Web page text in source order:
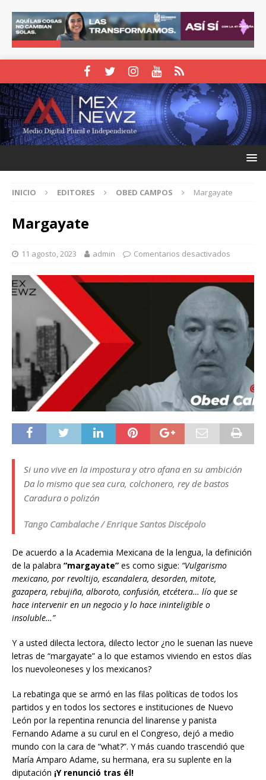
INICIO EDITORES OBED CAMPOS Margayate
Margayate
11 agosto, 2023 admin Comentarios desactivados
Si uno vive en la impostura y otro afana en su ambición
Da lo mismo que sea cura, colchonero, rey de bastos
Caradura o polizón
Tango Cambalache / Enrique Santos Discépolo
De acuerdo a la Academia Mexicana de la lengua, la definición
de la palabra “margayate” es como sigue: “Vulgarismo
mexicano, por revoltijo, escandalera, desorden, mitote,
gazapera, rebujiña, alboroto, confusión, etcétera… lío que se
hace intervenir en un negocio y lo hace ininteligible o
insoluble…”
Y a usted dilecta lectora, dilecto lector ¿no le suenan las nueve
letras de “margayate” a lo que estamos viviendo en estos días
los nuevoleoneses y los mexicanos?
La rebatinga que se armó en las filas políticas de todos los
partidos y en todos los sectores e instituciones de Nuevo
León por la repentina renuncia del linarense y panista
Fernando Adame a su curul en el Congreso, dejó a medio
mundo con la cara de “what?”. Y más cuando trascendió que
María Amparo Adame, su hermana, era su suplente en la
diputación ¡Y renunció tras él!